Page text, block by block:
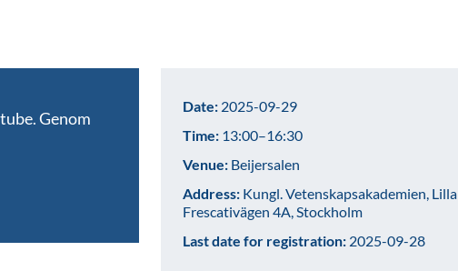
Genom
Date: 2025-09-29
Time: 13:00–16:30
Venue: Beijersalen
Address: Kungl. Vetenskapsakademien, Lilla
Frescativägen 4A, Stockholm
Last date for registration: 2025-09-28